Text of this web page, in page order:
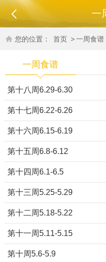
一
您的位置： 首页 >一周食谱
一周食谱
第十八周6.29-6.30
第十七周6.22-6.26
第十六周6.15-6.19
第十五周6.8-6.12
第十四周6.1-6.5
第十三周5.25-5.29
第十二周5.18-5.22
第十一周5.11-5.15
第十周5.6-5.9